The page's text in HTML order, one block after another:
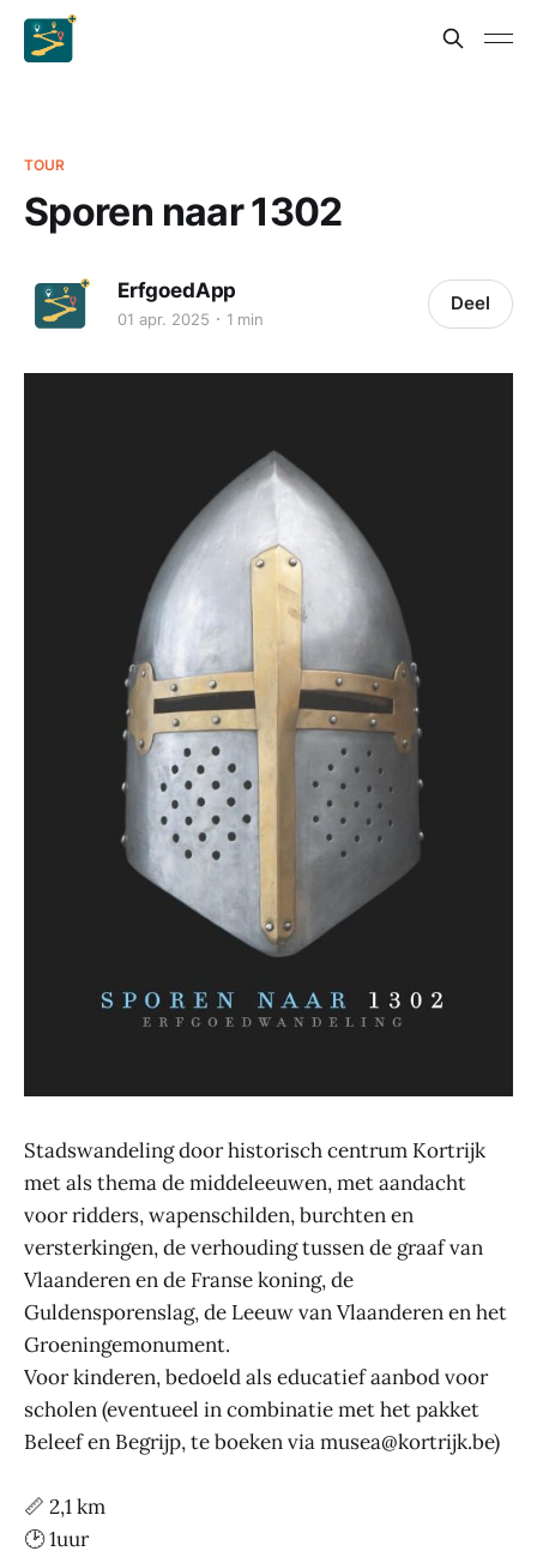
TOUR
Sporen naar 1302
ErfgoedApp
01 apr. 2025 1 min
Deel
Stadswandeling door historisch centrum Kortrijk
met als thema de middeleeuwen, met aandacht
voor ridders, wapenschilden, burchten en
versterkingen, de verhouding tussen de graaf van
Vlaanderen en de Franse koning, de
Guldensporenslag, de Leeuw van Vlaanderen en het
Groeningemonument.
Voor kinderen, bedoeld als educatief aanbod voor
scholen (eventueel in combinatie met het pakket
Beleef en Begrijp, te boeken via musea@kortrijk.be)
📏 2,1 km
🕑 1uur